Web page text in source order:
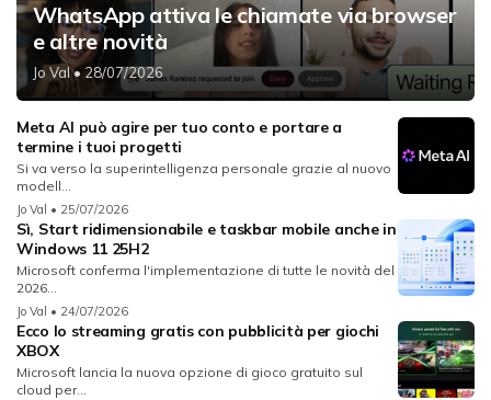
WhatsApp attiva le chiamate via browser
e altre novità
Jo Val• 28/07/2026
Meta AI può agire per tuo conto e portare a
termine i tuoi progetti
Si va verso la superintelligenza personale grazie al nuovo
modell...
Jo Val • 25/07/2026
Sì, Start ridimensionabile e taskbar mobile anche in
Windows 11 25H2
Microsoft conferma l'implementazione di tutte le novità del
2026...
Jo Val • 24/07/2026
Ecco lo streaming gratis con pubblicità per giochi
XBOX
Microsoft lancia la nuova opzione di gioco gratuito sul
cloud per...